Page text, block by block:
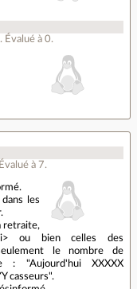
.Évalué à 0.
Évalué à 7.
les
retraite,
ou bien celles des
le nombre de
: "Aujourd'hui XXXXX
casseurs".